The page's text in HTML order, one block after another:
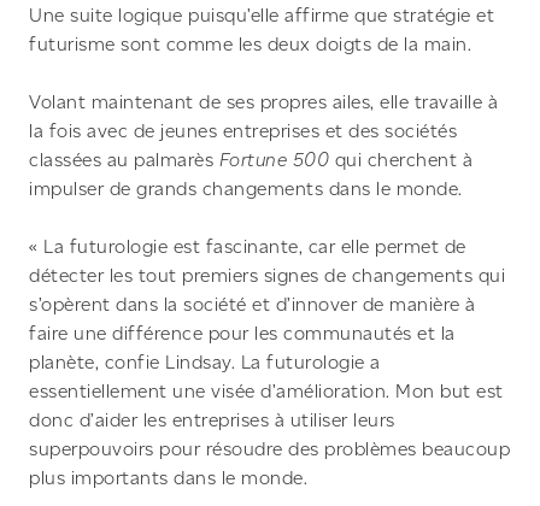
Une suite logique puisqu’elle affirme que stratégie et
futurisme sont comme les deux doigts de la main.
Volant maintenant de ses propres ailes, elle travaille à
la fois avec de jeunes entreprises et des sociétés
classées au palmarès Fortune 500 qui cherchent à
impulser de grands changements dans le monde.
« La futurologie est fascinante, car elle permet de
détecter les tout premiers signes de changements qui
s’opèrent dans la société et d’innover de manière à
faire une différence pour les communautés et la
planète, confie Lindsay. La futurologie a
essentiellement une visée d’amélioration. Mon but est
donc d’aider les entreprises à utiliser leurs
superpouvoirs pour résoudre des problèmes beaucoup
plus importants dans le monde.